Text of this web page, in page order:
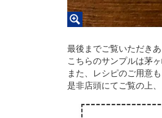
最後までご覧いただき
こちらのサンプルは茅
また、レシピのご用意も
是非店頭にてご覧の上